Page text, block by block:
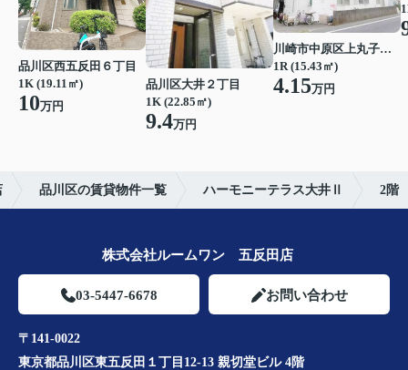
品川区西五反田６丁目
1K (19.11㎡)
10万円
品川区大井２丁目
1K (22.85㎡)
9.4万円
川崎市中原区上丸子八幡町
1R (15.43㎡)
4.15万円
品川区の賃貸物件一覧 ハーモニーテラス大井Ⅱ 2階
株式会社ルームワン 五反田店
03-5447-6678 お問い合わせ
〒141-0022
東京都品川区東五反田１丁目12-13 親切堂ビル 4階